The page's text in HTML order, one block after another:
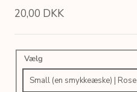
20,00 DKK
Vælg
Small (en smykkeæske) | Rose